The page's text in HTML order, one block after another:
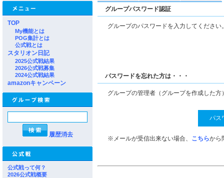
TOP
My機能とは
POG集計とは
公式戦とは
スタリオン日記
2025公式戦結果
2026公式戦募集
2024公式戦結果
amazonキャンペーン
履歴消去
公式戦って何？
2026公式戦概要
グループパスワード認証
グループのパスワードを入力してくださ
パスワードを忘れた方は・・・
グループの管理者（グループを作成した
※メールが受信出来ない場合、 こちらから